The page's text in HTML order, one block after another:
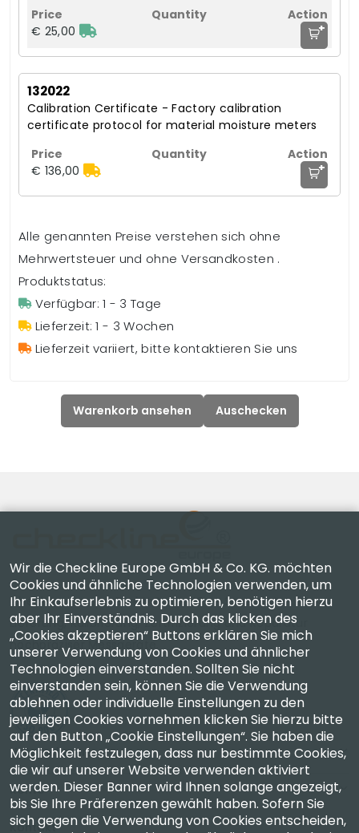
€ 25,00 +
132022
Calibration Certificate - Factory calibration
certificate protocol for material moisture meters
€ 136,00 +
Alle genannten Preise verstehen sich ohne
Mehrwertsteuer und ohne Versandkosten .
Produktstatus:
Verfügbar: 1 - 3 Tage
Lieferzeit: 1 - 3 Wochen
Lieferzeit variiert, bitte kontaktieren Sie uns
Warenkorb ansehen Auschecken
Checkline Europe GmbH & Co. KG. — Spezialisten für
Lieferung, Kalibrierung, Zertifizierung und Reparatur
hochpräziser Messgeräte.
Unternehmen
Konto
Kontakt
Wir die Checkline Europe GmbH & Co. KG. möchten
Cookies und ähnliche Technologien verwenden, um
Ihr Einkaufserlebnis zu optimieren, benötigen hierzu
aber Ihr Einverständnis. Durch das klicken des
„Cookies akzeptieren“ Buttons erklären Sie mich
unserer Verwendung von Cookies und ähnlicher
Technologien einverstanden. Sollten Sie nicht
einverstanden sein, können Sie die Verwendung
ablehnen oder individuelle Einstellungen zu den
jeweiligen Cookies vornehmen klicken Sie hierzu bitte
auf den Button „Cookie Einstellungen“. Sie haben die
Möglichkeit festzulegen, dass nur bestimmte Cookies,
die wir auf unserer Website verwenden aktiviert
werden. Dieser Banner wird Ihnen solange angezeigt,
bis Sie Ihre Präferenzen gewählt haben. Sofern Sie
sich gegen die Verwendung von Cookies entscheiden,